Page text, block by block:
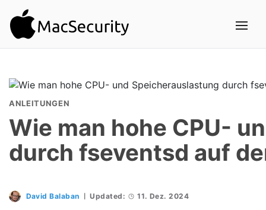
ANLEITUNGEN
Wie man hohe CPU-
durch fseventsd auf
David Balaban Updated: 11. Dez. 2024